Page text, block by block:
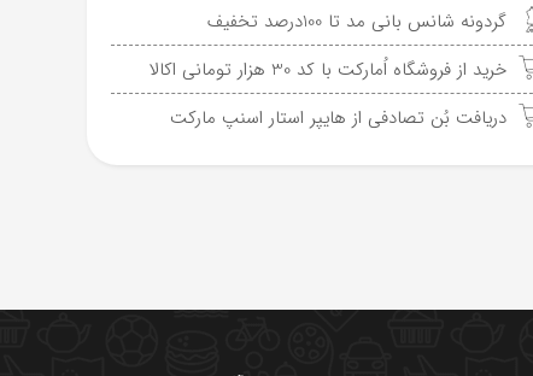
گردونه شانس بانی مد تا 100درصد تخفیف
خرید از فروشگاه اُمارکت با کد 30 هزار تومانی اکالا
دریافت بُن تصادفی از هایپر استار اسنپ مارکت